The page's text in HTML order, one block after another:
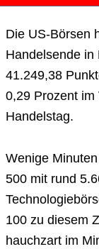
Die US-Börsen
Handelsende in
41.249,38
0,29 Prozent im
Handelstag.
Wenige
500 mit rund
100 zu diesem
hauchzart im